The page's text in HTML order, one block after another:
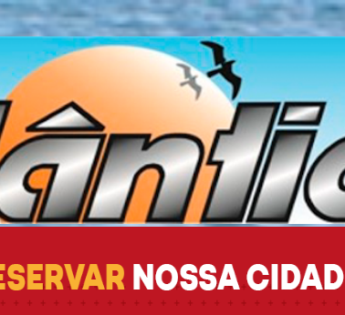
Pular para o conteúdo principal